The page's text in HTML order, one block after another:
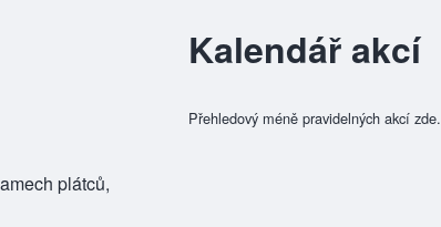
plátců,
Kalendář akcí
Přehledový méně pravidelných akcí zde.